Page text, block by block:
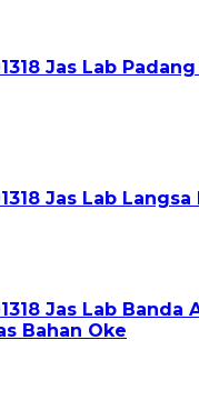
Jas Lab
Jas Lab
Jas Lab Banda
Bahan Oke